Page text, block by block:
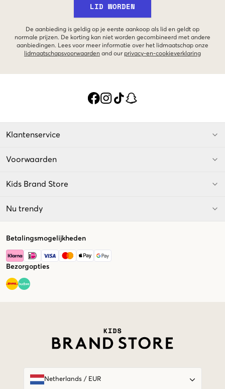
LID WORDEN
De aanbieding is geldig op je eerste aankoop als lid en geldt op
normale prijzen. De korting kan niet worden gecombineerd met andere
aanbiedingen. Lees voor meer informatie over het lidmaatschap onze
lidmaatschapsvoorwaarden and our privacy-en-cookieverklaring
Klantenservice
Voorwaarden
Kids Brand Store
Nu trendy
Betalingsmogelijkheden
Bezorgopties
Netherlands/ EUR